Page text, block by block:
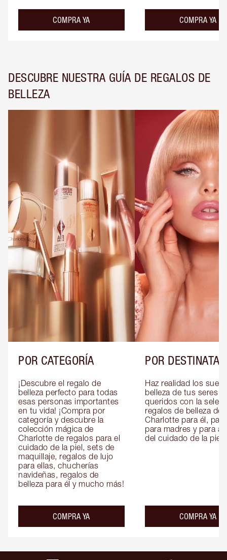
COMPRA YA COMPRA YA
DESCUBRE NUESTRA GUÍA DE REGALOS DE
BELLEZA
POR CATEGORÍA
¡Descubre el regalo de
belleza perfecto para todas
esas personas importantes
en tu vida! ¡Compra por
categoría y descubre la
colección mágica de
Charlotte de regalos para el
cuidado de la piel, sets de
maquillaje, regalos de lujo
para ellas, chucherías
navideñas, regalos de
belleza para él y mucho más!
COMPRA YA
POR
Haz realidad los
belleza de tus seres
queridos con la
regalos de belleza de
Charlotte para él,
para madres y para
del cuidado de la piel.
COMPRA YA